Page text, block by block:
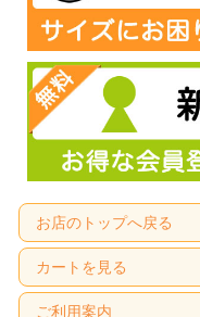
お店のトップへ戻る
カートを見る
ご利用案内